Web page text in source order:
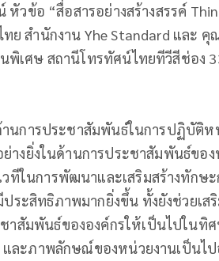
วข้อ “สื่อสารอย่างสร้างสรรค์
ย สำนักงาน Yhe Standard และ
พิเศษ สถานีโทรทัศน์ไทยทีวีสีช่อง
านการประชาสัมพันธ์ในการปฏิบัติ
างยิ่งในด้านการประชาสัมพันธ์ขอ
ทีในการพัฒนาและเสริมสร้างทักษะ
ะสิทธิภาพมากยิ่งขึ้น ทั้งยังช่วยเสริ
าสัมพันธ์ขององค์กรให้เป็นไปในทิศ
และภาพลักษณ์ของหน่วยงานเป็นไป